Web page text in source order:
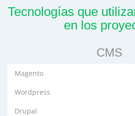
Tecnologías que
en los
CMS
Magento
Wordpress
Drupal